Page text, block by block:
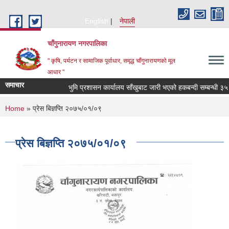
English
नेपाली
चाँगुनारायण नगरपालिका
" कृषि, पर्यटन र सामाजिक पूर्वाधार, समृद्ध चाँगुनारायणको मूल
आधार "
समाचार भुमि प्रशासन कार्यालय साँखुबाट जारी भएको हकबन्दी सम्बन्धी ३५
You are here
Home » प्रेस बिज्ञप्ति २०७५/०१/०९
प्रेस बिज्ञप्ति २०७५/०१/०९